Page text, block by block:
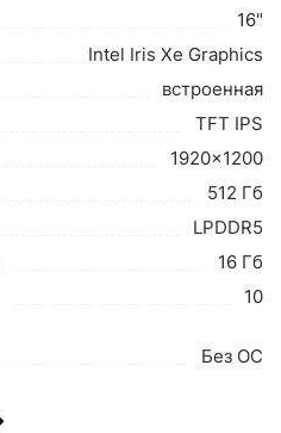
16"
Intel Iris Xe Graphics
встроенная
TFT IPS
1920x1200
512 Гб
LPDDR5
16 Гб
10
Без ОС